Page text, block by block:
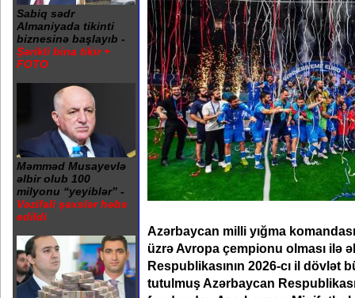
Sabiq sədr
Almaniyada tikinti
biznesinə başlayıb -
Şərikli bina tikir +
FOTO
Məmməd Musayevlə
əlbir olub 100
milyonu “yeyiblər” -
Vəzifəli şəxslər həbs
edildi
Azərbaycan milli yığma
üzrə Avropa çempionu olması ilə
Respublikasının 2026-cı il dövlət
tutulmuş Azərbaycan